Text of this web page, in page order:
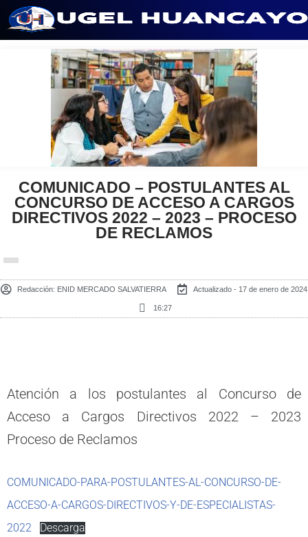
contenido
COMUNICADO – POSTULANTES AL
CONCURSO DE ACCESO A CARGOS
DIRECTIVOS 2022 – 2023 – PROCESO
DE RECLAMOS
Redacción: ENID MERCADO SALVATIERRA Actualizado - 17 de enero de 2024
16:27
Atención a los postulantes al Concurso de
Acceso a Cargos Directivos 2022 – 2023
Proceso de Reclamos
COMUNICADO-PARA-POSTULANTES-AL-CONCURSO-DE-
ACCESO-A-CARGOS-DIRECTIVOS-Y-DE-ESPECIALISTAS-
2022
Descarga